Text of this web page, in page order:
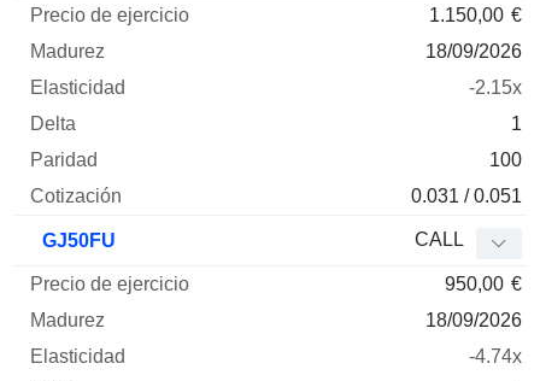
1.150,00 €
18/09/2026
-2.15x
1
100
0.031 / 0.051
GJ50FU CALL
950,00 €
18/09/2026
-4.74x